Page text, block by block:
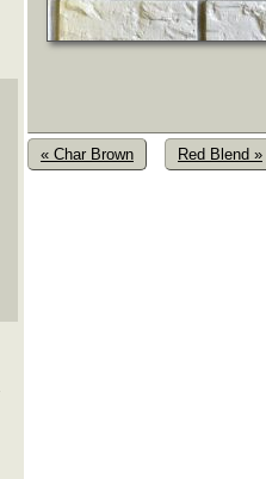
« Char Brown Red Blend »